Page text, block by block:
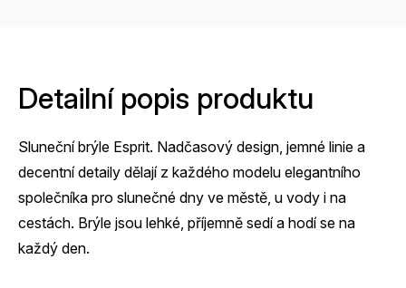
Detailní popis produktu
Sluneční brýle Esprit. Nadčasový design, jemné linie a
decentní detaily dělají z každého modelu elegantního
společníka pro slunečné dny ve městě, u vody i na
cestách. Brýle jsou lehké, příjemně sedí a hodí se na
každý den.